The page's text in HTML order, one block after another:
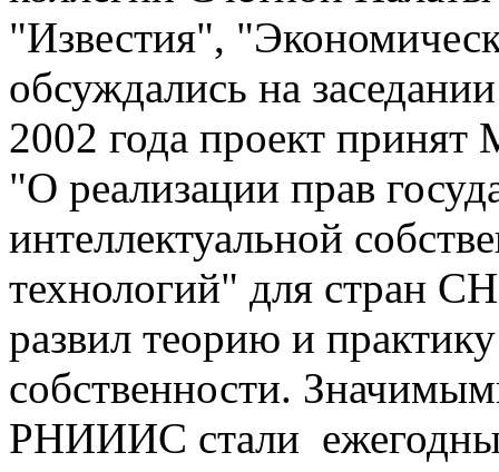
"Известия",
обсуждались на
2002 года проект
"О реализации прав
интеллектуальной
технологий" для стран
развил теорию и
собственности.
РНИИИС стали